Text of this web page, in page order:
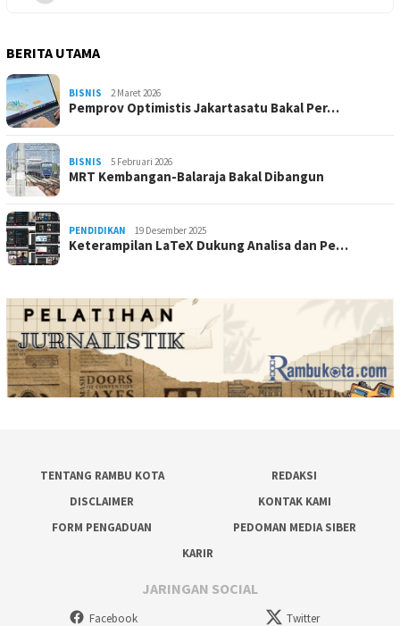
BERITA UTAMA
BISNIS 2 Maret 2026
Pemprov Optimistis Jakartasatu Bakal Per…
BISNIS 5 Februari 2026
MRT Kembangan-Balaraja Bakal Dibangun
PENDIDIKAN 19 Desember 2025
Keterampilan LaTeX Dukung Analisa dan Pe…
TENTANG RAMBU KOTA
REDAKSI
DISCLAIMER
KONTAK KAMI
FORM PENGADUAN
PEDOMAN MEDIA SIBER
KARIR
JARINGAN SOCIAL
Facebook Twitter